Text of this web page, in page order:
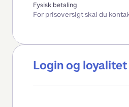
Fysisk betaling
For prisoversigt skal du
Login og loyalitet